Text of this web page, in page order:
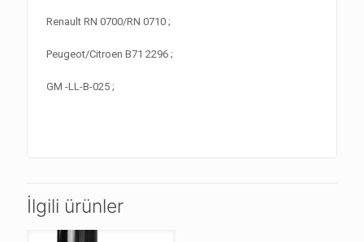
Renault RN 0700/RN 0710 ;
Peugeot/Citroen B71 2296 ;
GM -LL-B-025 ;
İlgili ürünler